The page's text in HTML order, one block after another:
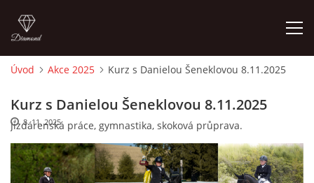
KONTAKT
VÝCVIK KONÍ
Úvod Akce 2025 Kurz s Danielou Šeneklovou 8.11.2025
Kurz s Danielou Šeneklovou 8.11.2025
Jízdárenská práce, gymnastika, skoková průprava.
8. 11. 2025